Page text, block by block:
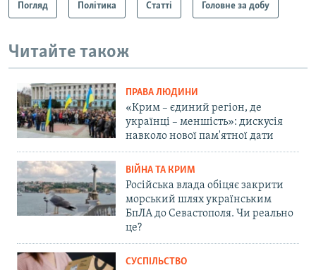
Погляд Політика Статті Головне за добу
Читайте також
ПРАВА ЛЮДИНИ
«Крим – єдиний регіон, де
українці – меншість»: дискусія
навколо нової пам'ятної дати
ВІЙНА ТА КРИМ
Російська влада обіцяє закрити
морський шлях українським
БпЛА до Севастополя. Чи реально
це?
СУСПІЛЬСТВО